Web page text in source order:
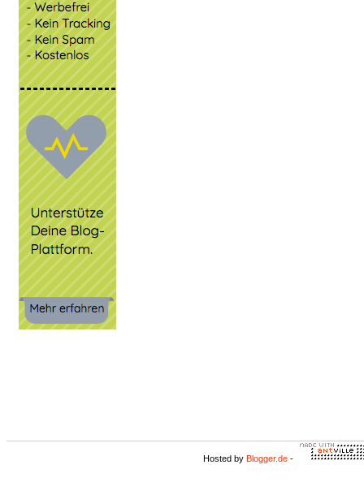
Hosted by Blogger.de -